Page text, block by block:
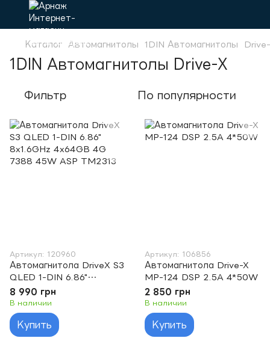
Каталог Автомагнитолы 1DIN Автомагнитолы
1DIN Автомагнитолы Drive-X
Фильтр По популярности
Артикул: 120960
Автомагнитола DriveX S3
QLED 1-DIN 6.86"
8x1.6GHz 4x64GB 4G
7388 45W ASP TM2313
8 990 грн
В наличии
Купить
Артикул: 106856
Автомагнитола Drive-X
MP-124 DSP 2.5A 4*50W
2 850 грн
В наличии
Купить